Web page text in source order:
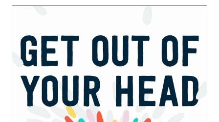
FINALIZAR COMPRA
HOME
LANÇAMENTOS